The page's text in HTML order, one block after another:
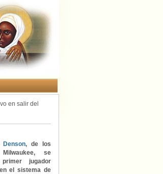
en salir del
Denson, de los
se
jugador
el sistema de